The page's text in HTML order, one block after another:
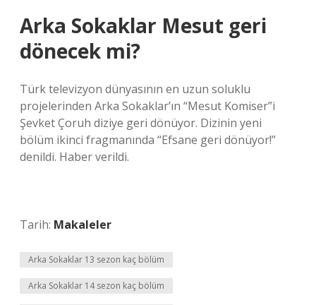
Arka Sokaklar Mesut geri
dönecek mi?
Türk televizyon dünyasının en uzun soluklu
projelerinden Arka Sokaklar’ın “Mesut Komiser”i
Şevket Çoruh diziye geri dönüyor. Dizinin yeni
bölüm ikinci fragmanında “Efsane geri dönüyor!”
denildi. Haber verildi.
Tarih: Makaleler
Arka Sokaklar 13 sezon kaç bölüm
Arka Sokaklar 14 sezon kaç bölüm